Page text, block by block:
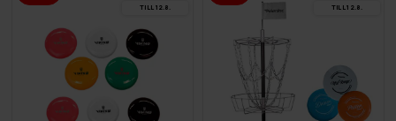
TILL 12.8. TILL 12.8.